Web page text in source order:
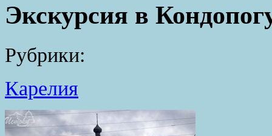
Экскурсия в
Рубрики:
Карелия